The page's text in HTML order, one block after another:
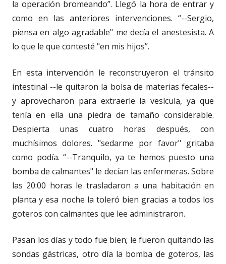
la operación bromeando”. Llegó la hora de entrar y
como en las anteriores intervenciones. “--Sergio,
piensa en algo agradable" me decía el anestesista. A
lo que le que contesté "en mis hijos”.
En esta intervención le reconstruyeron el tránsito
intestinal --le quitaron la bolsa de materias fecales--
y aprovecharon para extraerle la vesícula, ya que
tenía en ella una piedra de tamaño considerable.
Despierta unas cuatro horas después, con
muchísimos dolores. "sedarme por favor" gritaba
como podía. “--Tranquilo, ya te hemos puesto una
bomba de calmantes" le decían las enfermeras. Sobre
las 20:00 horas le trasladaron a una habitación en
planta y esa noche la toleró bien gracias a todos los
goteros con calmantes que lee administraron.
Pasan los días y todo fue bien; le fueron quitando las
sondas gástricas, otro día la bomba de goteros, las